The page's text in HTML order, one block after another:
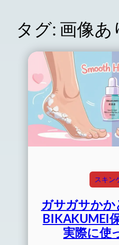
タグ: 画像あ
スキン
ガサガサか
BIKAKUMEI
実際に使